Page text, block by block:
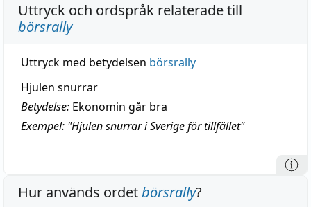
Uttryck och ordspråk relaterade till
börsrally
Uttryck med betydelsen börsrally
Hjulen snurrar
Betydelse: Ekonomin går bra
Exempel: "Hjulen snurrar i Sverige för tillfället"
Hur används ordetbörsrally?